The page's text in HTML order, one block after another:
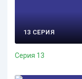
13 СЕРИЯ
Серия 13